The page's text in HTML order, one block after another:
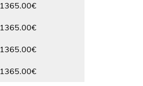
1365.00€
1365.00€
1365.00€
1365.00€